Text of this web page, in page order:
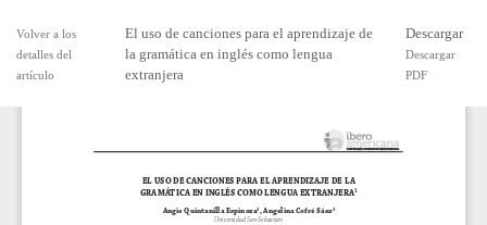
Volver a los
detalles del
artículo
El uso de canciones para el aprendizaje de
la gramática en inglés como lengua
extranjera
Descargar
Descargar
PDF